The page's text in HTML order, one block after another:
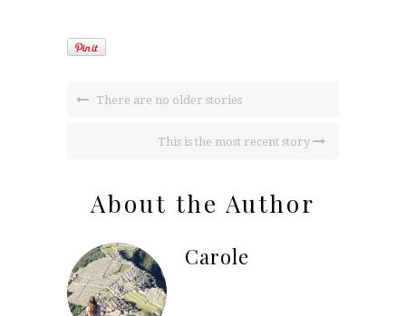
There are no older stories
This is the most recent story
About the Author
Carole